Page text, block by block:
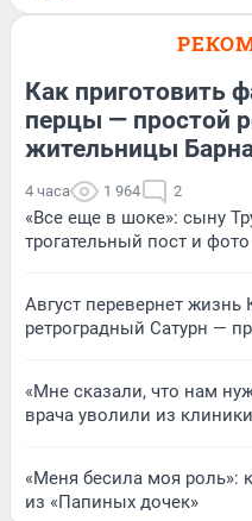
Как приготовить
перцы — простой
жительницы
4 часа 1 964 2
«Все еще в шоке»: сыну
трогательный пост и фото
Август перевернет жизнь
ретроградный Сатурн —
«Мне сказали, что нам
врача уволили из
«Меня бесила моя роль»:
из «Папиных дочек»